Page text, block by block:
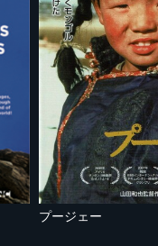
プージェー